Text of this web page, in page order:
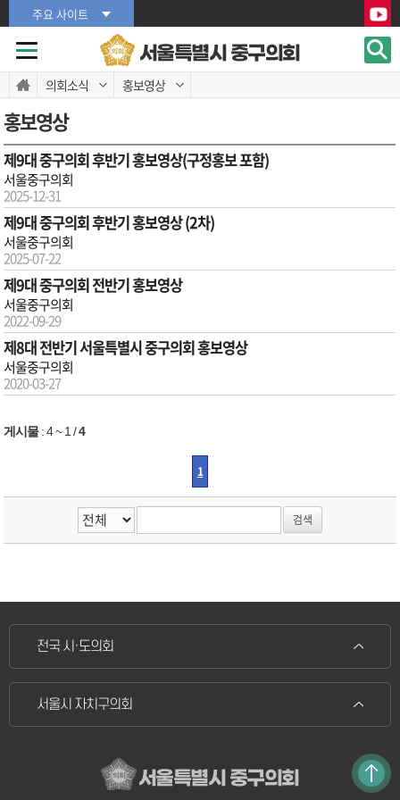
본문바로가기
본문바로가기
주요 사이트
서울특별시 중구의회
의회소식 홍보영상
홍보영상
제9대 중구의회 후반기 홍보영상(구정홍보 포함)
서울중구의회
2025-12-31
제9대 중구의회 후반기 홍보영상 (2차)
서울중구의회
2025-07-22
제9대 중구의회 전반기 홍보영상
서울중구의회
2022-09-29
제8대 전반기 서울특별시 중구의회 홍보영상
서울중구의회
2020-03-27
게시물:4 ~ 1 /4
1
전국 시·도의회
서울시 자치구의회
서울특별시 중구의회